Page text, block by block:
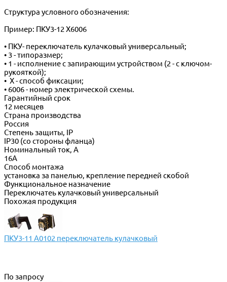
Структура условного обозначения:
Пример: ПКУ3-12 Х6006
• ПКУ- переключатель кулачковый универсальный;
• 3 - типоразмер;
• 1 - исполнение с запирающим устройством (2 - с ключом-
рукояткой);
• Х - способ фиксации;
• 6006 - номер электрической схемы.
Гарантийный срок
12 месяцев
Страна производства
Россия
Степень защиты, IP
IP30 (со стороны фланца)
Номинальный ток, А
16А
Способ монтажа
установка за панелью, крепление передней скобой
Функциональное назначение
Переключатеь кулачковый универсальный
Похожая продукция
ПКУ3-11 А0102 переключатель кулачковый
По запросу